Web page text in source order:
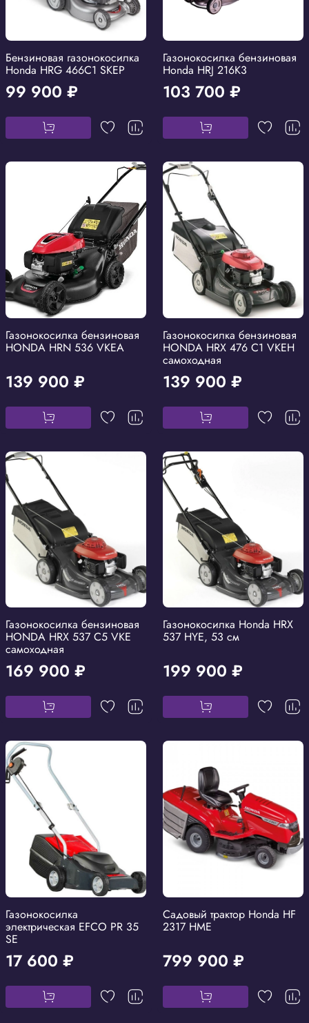
Бензиновая газонокосилка
Honda HRG 466C1 SKEP
99 900 ₽
Газонокосилка бензиновая
Honda HRJ 216K3
103 700 ₽
Газонокосилка бензиновая
HONDA HRN 536 VKEA
139 900 ₽
Газонокосилка бензиновая
HONDA HRX 476 C1 VKEH
самоходная
139 900 ₽
Газонокосилка бензиновая
HONDA HRX 537 C5 VKE
самоходная
169 900 ₽
Газонокосилка Honda HRX
537 HYE, 53 см
199 900 ₽
Газонокосилка
электрическая EFCO PR 35
SE
17 600 ₽
Садовый трактор Honda HF
2317 HME
799 900 ₽